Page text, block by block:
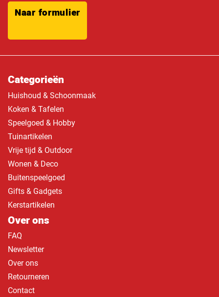
Naar formulier
Categorieën
Huishoud & Schoonmaak
Koken & Tafelen
Speelgoed & Hobby
Tuinartikelen
Vrije tijd & Outdoor
Wonen & Deco
Buitenspeelgoed
Gifts & Gadgets
Kerstartikelen
Over ons
FAQ
Newsletter
Over ons
Retourneren
Contact